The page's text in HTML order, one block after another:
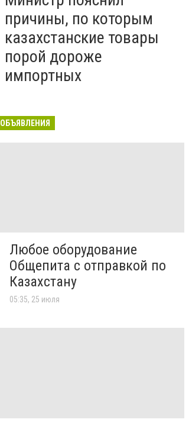
причины, по которым
казахстанские товары
порой дороже
импортных
ОБЪЯВЛЕНИЯ
Любое оборудование
Общепита с отправкой по
Казахстану
05:35, 25 июля